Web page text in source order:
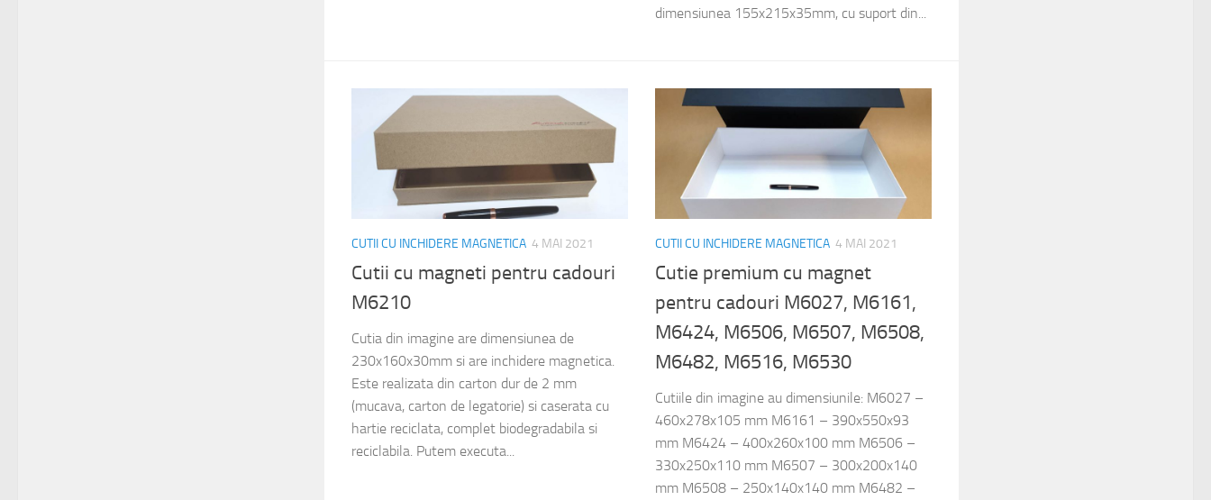
dimensiunea 155x215x35mm, cu suport din...
CUTII CU INCHIDERE MAGNETICA 4 MAI 2021
Cutii cu magneti pentru cadouri
M6210
Cutia din imagine are dimensiunea de
230x160x30mm si are inchidere magnetica.
Este realizata din carton dur de 2 mm
(mucava, carton de legatorie) si caserata cu
hartie reciclata, complet biodegradabila si
reciclabila. Putem executa...
CUTII CU INCHIDERE MAGNETICA 4 MAI 2021
Cutie premium cu magnet
pentru cadouri M6027, M6161,
M6424, M6506, M6507, M6508,
M6482, M6516, M6530
Cutiile din imagine au dimensiunile: M6027 –
460x278x105 mm M6161 – 390x550x93
mm M6424 – 400x260x100 mm M6506 –
330x250x110 mm M6507 – 300x200x140
mm M6508 – 250x140x140 mm M6482 –